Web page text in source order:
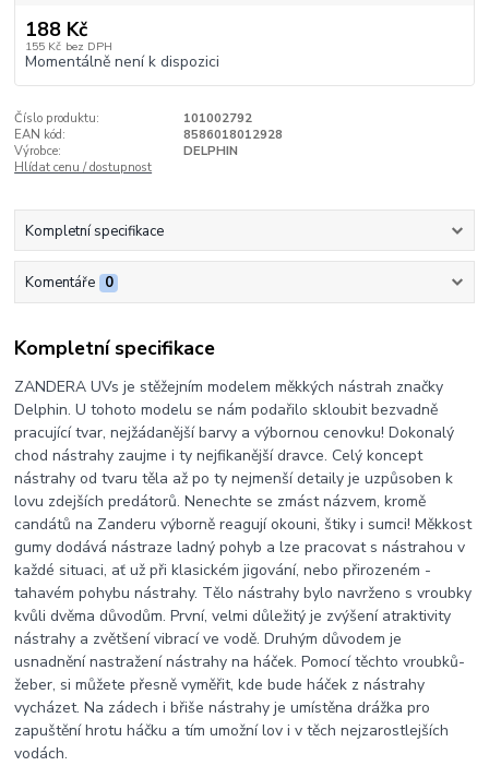
188 Kč
155 Kč bez DPH
Momentálně není k dispozici
Číslo produktu:
101002792
EAN kód:
8586018012928
Výrobce:
DELPHIN
Hlídat cenu / dostupnost
Kompletní specifikace
Komentáře 0
Kompletní specifikace
ZANDERA UVs je stěžejním modelem měkkých nástrah značky
Delphin. U tohoto modelu se nám podařilo skloubit bezvadně
pracující tvar, nejžádanější barvy a výbornou cenovku! Dokonalý
chod nástrahy zaujme i ty nejfikanější dravce. Celý koncept
nástrahy od tvaru těla až po ty nejmenší detaily je uzpůsoben k
lovu zdejších predátorů. Nenechte se zmást názvem, kromě
candátů na Zanderu výborně reagují okouni, štiky i sumci! Měkkost
gumy dodává nástraze ladný pohyb a lze pracovat s nástrahou v
každé situaci, ať už při klasickém jigování, nebo přirozeném -
tahavém pohybu nástrahy. Tělo nástrahy bylo navrženo s vroubky
kvůli dvěma důvodům. První, velmi důležitý je zvýšení atraktivity
nástrahy a zvětšení vibrací ve vodě. Druhým důvodem je
usnadnění nastražení nástrahy na háček. Pomocí těchto vroubků-
žeber, si můžete přesně vyměřit, kde bude háček z nástrahy
vycházet. Na zádech i břiše nástrahy je umístěna drážka pro
zapuštění hrotu háčku a tím umožní lov i v těch nejzarostlejších
vodách.